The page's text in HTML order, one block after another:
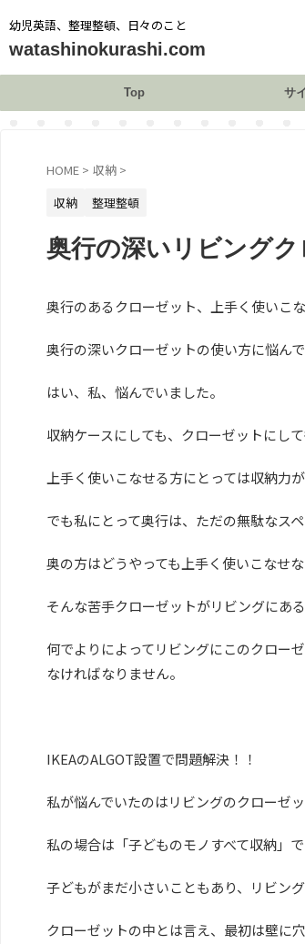
幼児英語、整理整頓、日々のこと
watashinokurashi.com
Top サ
HOME > 収納 >
収納
整理整頓
奥行の深いリビング
奥行のあるクローゼット、上手く使いこ
奥行の深いクローゼットの使い方に悩ん
はい、私、悩んでいました。
収納ケースにしても、クローゼットにし
上手く使いこなせる方にとっては収納力
でも私にとって奥行は、ただの無駄なスペ
奥の方はどうやっても上手く使いこなせな
そんな苦手クローゼットがリビングにある
何でよりによってリビングにこのクロー
なければなりません。
IKEAのALGOT設置で問題解決！！
私が悩んでいたのはリビングのクローゼ
私の場合は「子どものモノすべて収納」で
子どもがまだ小さいこともあり、リビン
クローゼットの中とは言え、最初は壁に